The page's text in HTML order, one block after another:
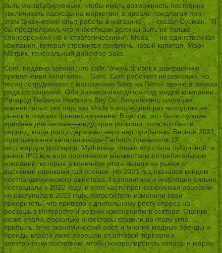
быть масштабируемым, чтобы иметь возможность постоянно
увеличивать расходы на маркетинг, в идеале предлагая при
этом физический опыт работы в магазине”, — сказал Сусман. “Я
бы предположил, что инвестиции должны быть не только
спонсорскими, но и стратегическими”. Moda — не единственная
компания, которая стремится привлечь новый капитал. Марк
Метрик, генеральный директор Saks.
Com, недавно заявил, что сайт “очень близок к завершению
привлечения капитала». ” Saks. Com работает независимо, но
тесно сотрудничает с магазинами Saks на Пятой авеню в рамках
ряда соглашений. Оба бизнеса находятся под эгидой компании
Ричарда Бейкера Hudson’s Bay Co. Безусловно, ситуация
изменилась с тех пор, как Moda в последний раз выходила на
рынок в поисках финансирования. В целом, это были лучшие
времена для онлайн—индустрии роскоши, хотя это был и
период, когда рост одерживал верх над прибылью. Весной 2021
года рыночная капитализация Farfetch превысила 15
миллиардов долларов, Mytheresa только что стала публичной, а
рынок IPO все еще пополнялся множеством потребительских
компаний, которые в конечном итоге вышли на рынок с
высокими оценками той осенью. Но 2021 год оказался концом
постпандемического ажиотажа. Геополитика и инфляция сильно
пострадали в 2022 году, и хотя часто прогнозируемая рецессия
не наступила в 2023 году, потребители изменили свои
приоритеты, что привело к длительному росту спроса на
роскошь в Интернете и резким изменениям в секторе. Оценки
резко упали, поскольку инвесторы ставили во главу угла
прибыль, а не экономический рост, и многие модные бренды и
бренды класса люкс перешли от оптовой торговли к
электронным поставкам, чтобы контролировать запасы и маржу.